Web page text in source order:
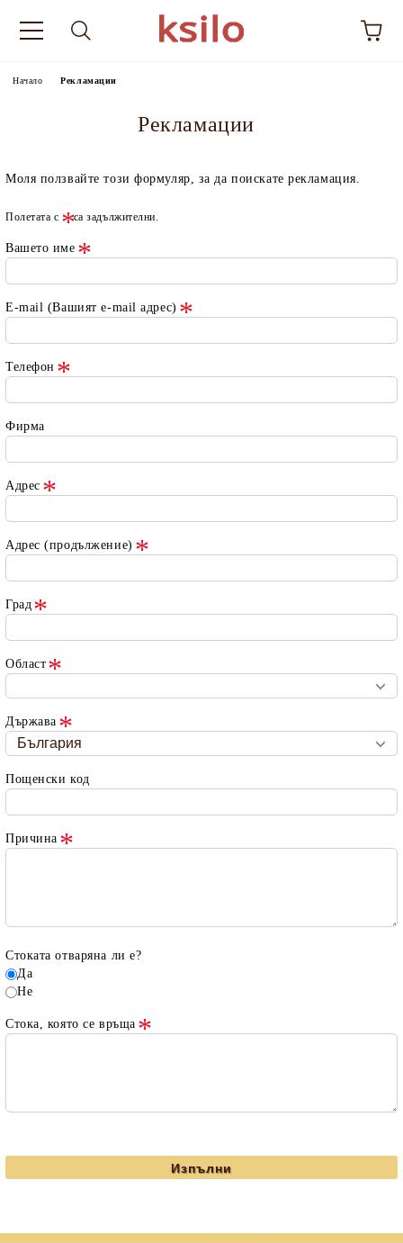
Начало Рекламации
Рекламации
Моля ползвайте този формуляр, за да поискате рекламация.
Полетата с са задължителни.
Вашето име
E-mail (Вашият e-mail адрес)
Телефон
Фирма
Адрес
Адрес (продължение)
Град
Област
Държава
Пощенски код
Причина
Стоката отваряна ли е?
Да
Не
Стока, която се връща